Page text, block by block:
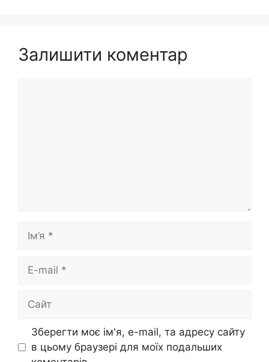
Залишити коментар
Ім’я
Сайт
Зберегти моє ім'я, e-mail, та адресу сайту
в цьому браузері для моїх подальших